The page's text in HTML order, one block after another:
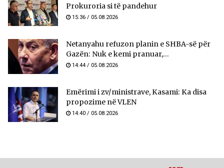
Prokuroria si të pandehur
15:36 / 05.08.2026
Netanyahu refuzon planin e SHBA-së për
Gazën: Nuk e kemi pranuar,...
14:44 / 05.08.2026
Emërimi i zv/ministrave, Kasami: Ka disa
propozime në VLEN
14:40 / 05.08.2026